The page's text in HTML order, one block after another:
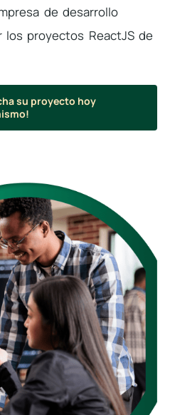
de desarrollo
los proyectos ReactJS de
su proyecto hoy